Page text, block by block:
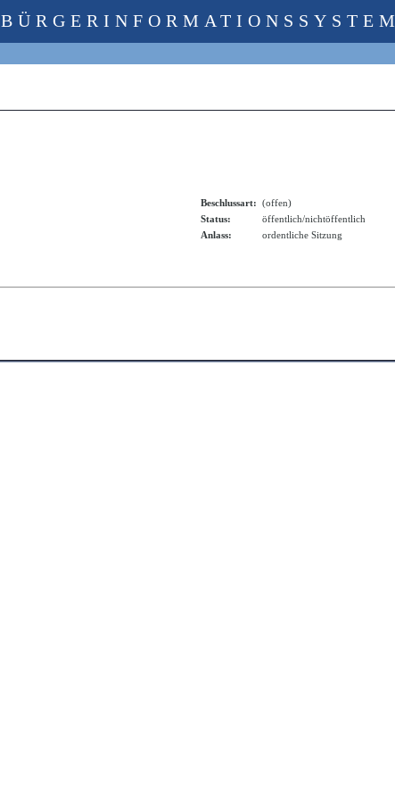
BÜRGERINFORMATIONSSYSTEM
Beschlussart: (offen)
Status:
öffentlich/nichtöffentlich
Anlass:
ordentliche Sitzung